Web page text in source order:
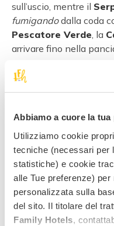
Abbiamo a cuore la tua
Utilizziamo cookie
tecniche (necessari per
statistiche) e cookie
alle Tue preferenze)
personalizzata sulla
del sito. Il titolare del
Family Hotels ,
sull’uscio, mentre il
fumigandodalla coda
Pescatore Verde, la
arrivare fino nella
Un
percorso
Pinocchio
percorso ci sono
gioco dell’oca di
famiglia.